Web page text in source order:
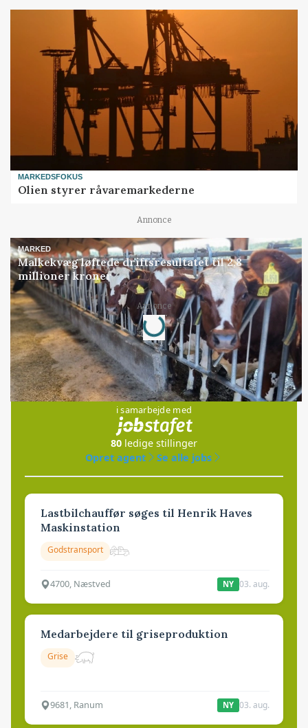
MARKEDSFOKUS
Olien styrer råvaremarkederne
Annonce
MARKED
Malkekvæg løftede driftsresultatet til 2,8
millioner kroner
Annonce
Loading...
Jobs
i samarbejde med
80 ledige stillinger
Opret agent
Se alle jobs
Lastbilchauffør søges til Henrik Haves
Maskinstation
Godstransport
4700, Næstved NY 03. aug.
Medarbejdere til griseproduktion
Grise
9681, Ranum NY 03. aug.